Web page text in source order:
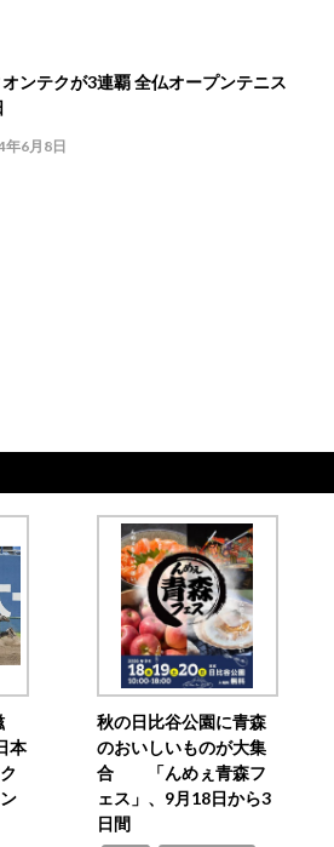
ンテクが3連覇 全仏オープンテニス
年6月8日
本
秋の日比谷公園に青森
のおいしいものが大集
合 「んめぇ青森フ
ェス」、9月18日から3
日間